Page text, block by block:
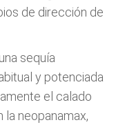
de dirección de
sequía
y potenciada
el calado
la neopanamax,